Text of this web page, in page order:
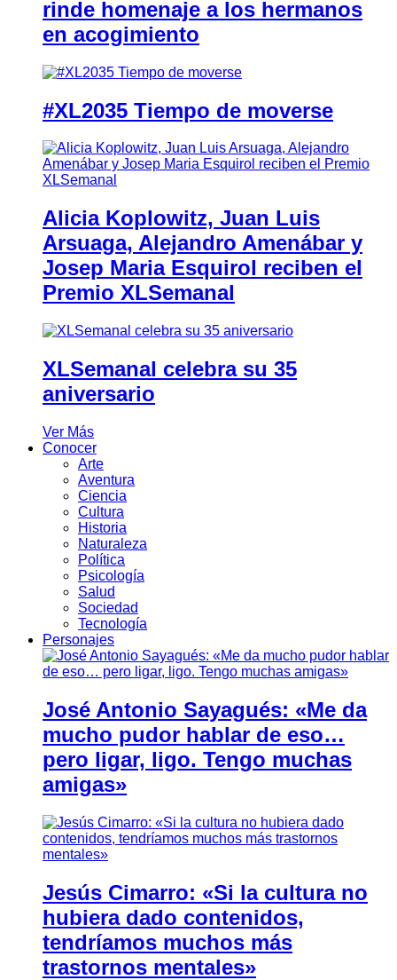
rinde homenaje a los hermanos
en acogimiento
#XL2035 Tiempo de moverse
Alicia Koplowitz, Juan Luis
Arsuaga, Alejandro Amenábar y
Josep Maria Esquirol reciben el
Premio XLSemanal
XLSemanal celebra su 35
aniversario
Ver Más
Conocer
Arte
Aventura
Ciencia
Cultura
Historia
Naturaleza
Política
Psicología
Salud
Sociedad
Tecnología
Personajes
José Antonio Sayagués: «Me da
mucho pudor hablar de eso…
pero ligar, ligo. Tengo muchas
amigas»
Jesús Cimarro: «Si la cultura no
hubiera dado contenidos,
tendríamos muchos más
trastornos mentales»